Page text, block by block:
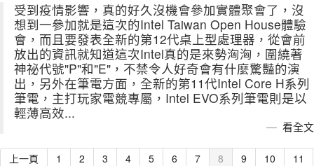
受到疫情影響，真的好久沒機會參加實體聚會了，沒
想到一參加就是這次的Intel Taiwan Open House體驗
會，而且要發表全新的第12代桌上型處理器，從會前
放出的資訊就知道這次Intel真的是來勢洶洶，圍繞著
神祕代號"P"和"E"，不禁令人好奇會有什麼驚豔的演
出，另外在筆電方面，全新的第11代Intel Core H系列
筆電，主打玩家電競專屬，Intel EVO系列筆電則是以
輕薄高效...
看全文
上一頁 1 2 3 4 5 6 7 8 9 10
11